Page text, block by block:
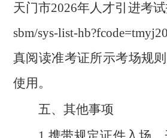
天门市2026年人才引进考
sbm/sys-list-
真阅读准考证所示考场规
使用。
五、其他事项